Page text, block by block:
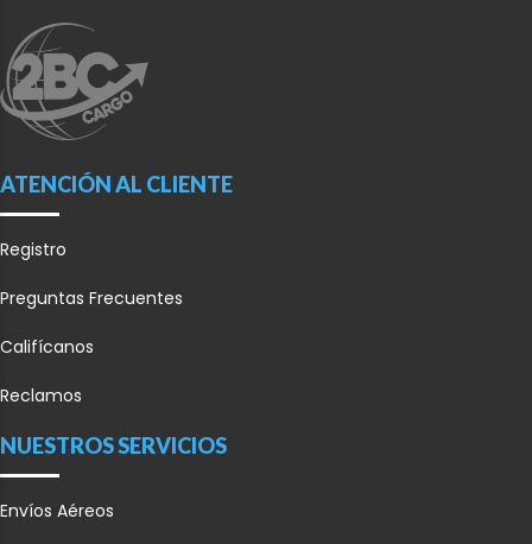
ATENCIÓN AL CLIENTE
Registro
Preguntas Frecuentes
Califícanos
Reclamos
NUESTROS SERVICIOS
Envíos Aéreos